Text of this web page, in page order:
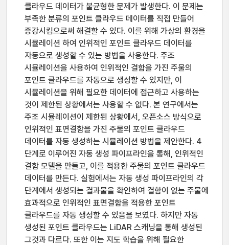
클라우드 데이터가 불균형한 문제가 발생한다. 이 문제는
부족한 분류의 포인트 클라우드 데이터를 직접 만들어
증강시킴으로써 해결할 수 있다. 이를 위해 가상의 환경을
시뮬레이션 하여 인위적인 포인트 클라우드 데이터를
자동으로 생성할 수 있는 방법을 사용한다. 주조
시뮬레이션을 사용하여 인위적인 결함을 가진 주물의
포인트 클라우드를 자동으로 생성할 수 있지만, 이
시뮬레이션을 위해 필요한 데이터에 접근하고 사용하는
것이 제한된 상황에서는 사용할 수 없다. 본 연구에서는
주조 시뮬레이션이 제한된 상황에서, 오픈소스 방식으로
인위적인 표면결함을 가진 주물의 포인트 클라우드
데이터를 자동 생성하는 시뮬레이션 방법을 제안한다. 4
단계로 이루어진 자동 생성 파이프라인을 통해, 인위적인
결함 모델을 만들고, 이를 적용한 주물의 포인트 클라우드
데이터를 만든다. 실험에서는 자동 생성 파이프라인의 각
단계에서 생성되는 결과물을 확인하여 결함이 없는 주물에
효과적으로 인위적인 표면결함을 적용한 포인트
클라우드를 자동 생성할 수 있음을 보였다. 하지만 자동
생성된 포인트 클라우드는 LiDAR 스캐닝을 통해 생성된
그것과 다르다. 또한 이는 지도 학습을 위해 필요한